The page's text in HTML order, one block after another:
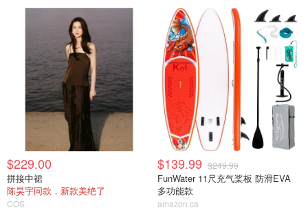
$229.00
拼接中裙
陈昊宇同款，新款美绝了
COS
$139.99 $249.99
FunWater 11尺充气桨板 防滑EVA
多功能款
amazon.ca